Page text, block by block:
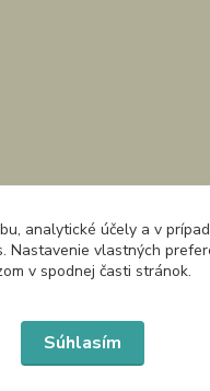
analytické účely a v
Nastavenie vlastných
v spodnej časti stránok.
Súhlasím